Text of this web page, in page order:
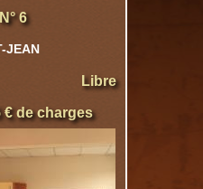
6
JEAN
Libre
€ de charges